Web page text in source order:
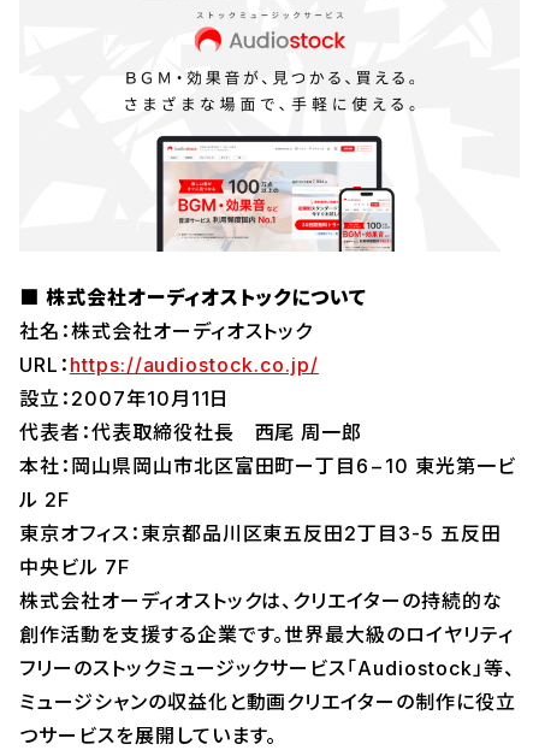
■ 株式会社オーディオストックについて
社名：株式会社オーディオストック
URL： https://audiostock.co.jp/
設立：2007年10月11日
代表者：代表取締役社長 西尾 周一郎
本社：岡山県岡山市北区富田町ー丁目6−10 東光第一ビ
ル 2F
東京オフィス：東京都品川区東五反田2丁目3-5 五反田
中央ビル 7F
株式会社オーディオストックは、クリエイターの持続的な
創作活動を支援する企業です。世界最大級のロイヤリティ
フリーのストックミュージックサービス「Audiostock」等、
ミュージシャンの収益化と動画クリエイターの制作に役立
つサービスを展開しています。